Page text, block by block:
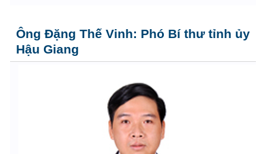
Ông Đặng Thế Vinh: Phó Bí thư tỉnh ủy
Hậu Giang